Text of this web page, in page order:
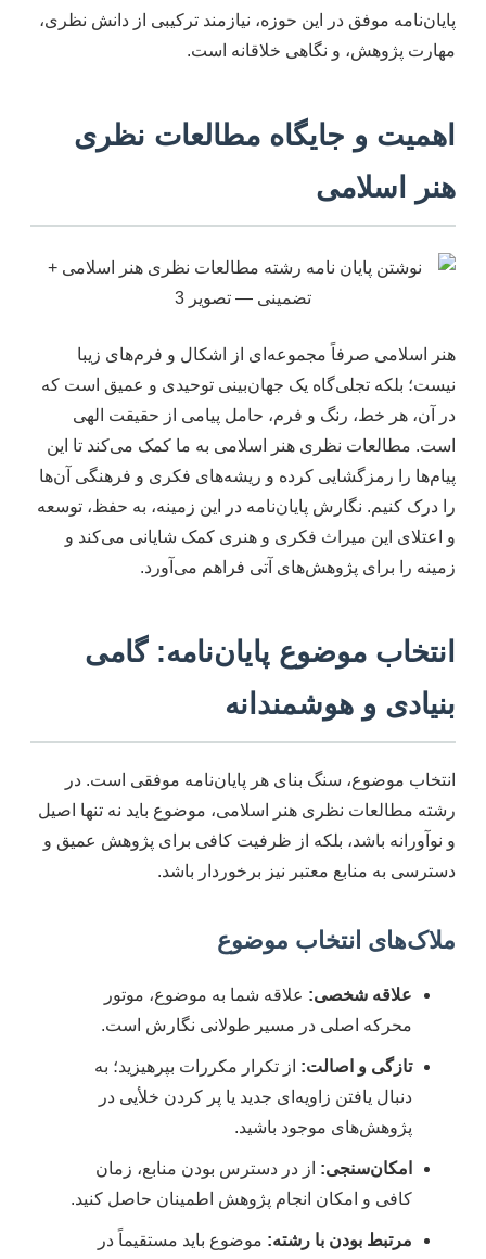
پایان‌نامه موفق در این حوزه، نیازمند ترکیبی از دانش نظری،
مهارت پژوهش، و نگاهی خلاقانه است.
اهمیت و جایگاه مطالعات نظری
هنر اسلامی
هنر اسلامی صرفاً مجموعه‌ای از اشکال و فرم‌های زیبا
نیست؛ بلکه تجلی‌گاه یک جهان‌بینی توحیدی و عمیق است که
در آن، هر خط، رنگ و فرم، حامل پیامی از حقیقت الهی
است. مطالعات نظری هنر اسلامی به ما کمک می‌کند تا این
پیام‌ها را رمزگشایی کرده و ریشه‌های فکری و فرهنگی آن‌ها
را درک کنیم. نگارش پایان‌نامه در این زمینه، به حفظ، توسعه
و اعتلای این میراث فکری و هنری کمک شایانی می‌کند و
زمینه را برای پژوهش‌های آتی فراهم می‌آورد.
انتخاب موضوع پایان‌نامه: گامی
بنیادی و هوشمندانه
انتخاب موضوع، سنگ بنای هر پایان‌نامه موفقی است. در
رشته مطالعات نظری هنر اسلامی، موضوع باید نه تنها اصیل
و نوآورانه باشد، بلکه از ظرفیت کافی برای پژوهش عمیق و
دسترسی به منابع معتبر نیز برخوردار باشد.
ملاک‌های انتخاب موضوع
علاقه شخصی: علاقه شما به موضوع، موتور
محرکه اصلی در مسیر طولانی نگارش است.
تازگی و اصالت: از تکرار مکررات بپرهیزید؛ به
دنبال یافتن زاویه‌ای جدید یا پر کردن خلأیی در
پژوهش‌های موجود باشید.
امکان‌سنجی: از در دسترس بودن منابع، زمان
کافی و امکان انجام پژوهش اطمینان حاصل کنید.
مرتبط بودن با رشته: موضوع باید مستقیماً در